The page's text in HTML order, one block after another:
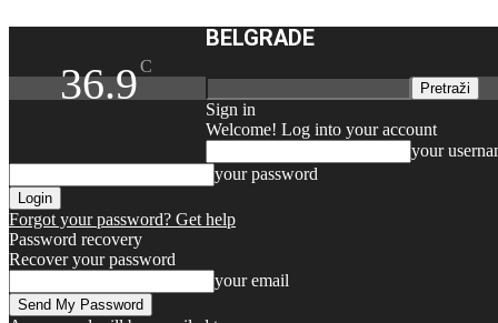
36.9C
BELGRADE
Sign in
Welcome! Log into your account
your
your password
Forgot your password? Get help
Password recovery
Recover your password
your email